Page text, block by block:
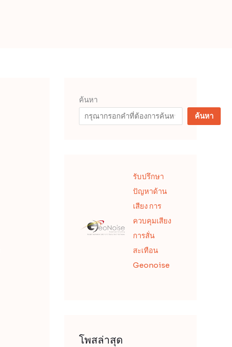
ค้นหา
ค้นหา
รับปรึกษา
ปัญหาด้าน
เสียง การ
ควบคุมเสียง
การสั่น
สะเทือน
Geonoise
โพสล่าสุด